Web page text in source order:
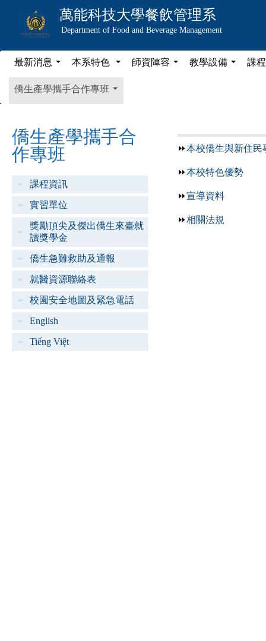
萬能科技大學餐飲管理系
Department of Food and Beverage Management
最新消息 本系特色 師資陣容 教學設備 課
僑生產學攜手合作專班
僑生產學攜手合
作專班
課程資訊
實習單位
獎勵頂尖及傑出僑生來臺就
讀獎學金
僑生急難救助及通報
就醫資源聯絡表
校園安全地圖及緊急電話
English
Tiếng Việt
⏩本校僑生與新住民
⏩本校特色優勢
⏩宣導資料
⏩相關法規